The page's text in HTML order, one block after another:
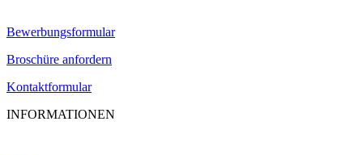
Bewerbungsformular
Broschüre anfordern
Kontaktformular
INFORMATIONEN